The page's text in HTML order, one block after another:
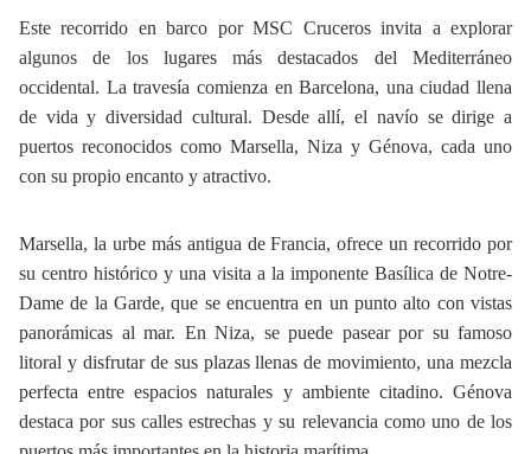
Este recorrido en barco por MSC Cruceros invita a explorar
algunos de los lugares más destacados del Mediterráneo
occidental. La travesía comienza en Barcelona, una ciudad llena
de vida y diversidad cultural. Desde allí, el navío se dirige a
puertos reconocidos como Marsella, Niza y Génova, cada uno
con su propio encanto y atractivo.
Marsella, la urbe más antigua de Francia, ofrece un recorrido por
su centro histórico y una visita a la imponente Basílica de Notre-
Dame de la Garde, que se encuentra en un punto alto con vistas
panorámicas al mar. En Niza, se puede pasear por su famoso
litoral y disfrutar de sus plazas llenas de movimiento, una mezcla
perfecta entre espacios naturales y ambiente citadino. Génova
destaca por sus calles estrechas y su relevancia como uno de los